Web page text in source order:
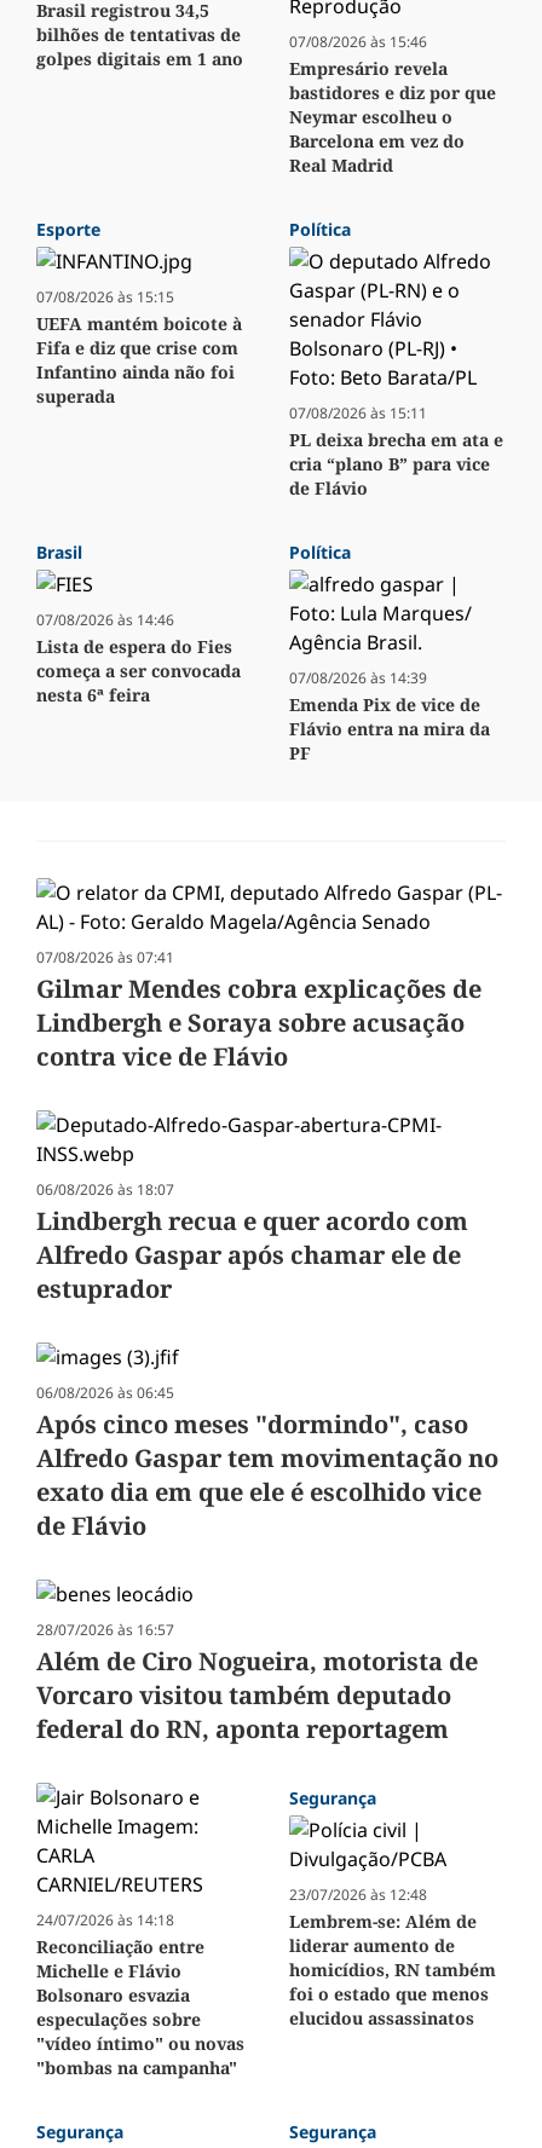
Brasil registrou 34,5
bilhões de tentativas de
golpes digitais em 1 ano
07/08/2026 às 15:46
Empresário revela
bastidores e diz por que
Neymar escolheu o
Barcelona em vez do
Real Madrid
Esporte
07/08/2026 às 15:15
UEFA mantém boicote à
Fifa e diz que crise com
Infantino ainda não foi
superada
Política
07/08/2026 às 15:11
PL deixa brecha em ata e
cria “plano B” para vice
de Flávio
Brasil
07/08/2026 às 14:46
Lista de espera do Fies
começa a ser convocada
nesta 6ª feira
Política
07/08/2026 às 14:39
Emenda Pix de vice de
Flávio entra na mira da
PF
07/08/2026 às 07:41
Gilmar Mendes cobra explicações de
Lindbergh e Soraya sobre acusação
contra vice de Flávio
06/08/2026 às 18:07
Lindbergh recua e quer acordo com
Alfredo Gaspar após chamar ele de
estuprador
06/08/2026 às 06:45
Após cinco meses "dormindo", caso
Alfredo Gaspar tem movimentação no
exato dia em que ele é escolhido vice
de Flávio
28/07/2026 às 16:57
Além de Ciro Nogueira, motorista de
Vorcaro visitou também deputado
federal do RN, aponta reportagem
24/07/2026 às 14:18
Reconciliação entre
Michelle e Flávio
Bolsonaro esvazia
especulações sobre
"vídeo íntimo" ou novas
"bombas na campanha"
Segurança
23/07/2026 às 12:48
Lembrem-se: Além de
liderar aumento de
homicídios, RN também
foi o estado que menos
elucidou assassinatos
Segurança Segurança